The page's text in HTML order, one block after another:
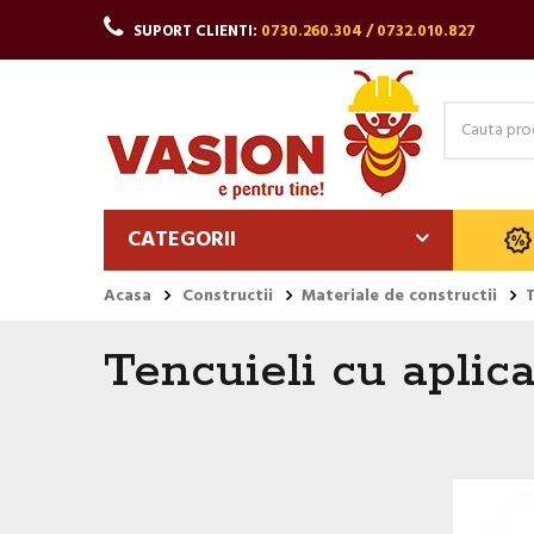
SUPORT CLIENTI: 0730.260.304 / 0732.010.827
CATEGORII
Acasa Constructii Materiale de constructii
Tencuieli cu